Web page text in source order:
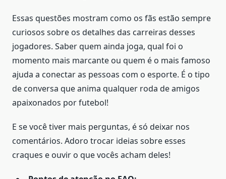
Essas questões mostram como os fãs estão sempre
curiosos sobre os detalhes das carreiras desses
jogadores. Saber quem ainda joga, qual foi o
momento mais marcante ou quem é o mais famoso
ajuda a conectar as pessoas com o esporte. É o tipo
de conversa que anima qualquer roda de amigos
apaixonados por futebol!
E se você tiver mais perguntas, é só deixar nos
comentários. Adoro trocar ideias sobre esses
craques e ouvir o que vocês acham deles!